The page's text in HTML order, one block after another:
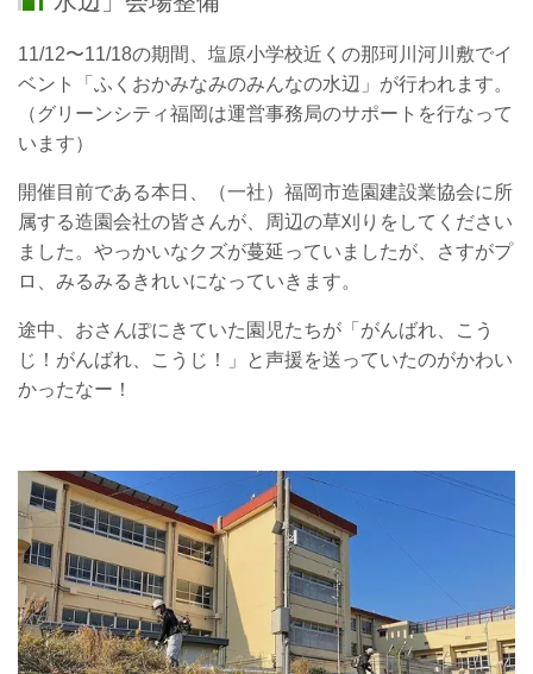
11/12〜11/18の期間、塩原小学校近くの那珂川河川敷でイ
ベント「ふくおかみなみのみんなの水辺」が行われます。
（グリーンシティ福岡は運営事務局のサポートを行なって
います）
開催目前である本日、（一社）福岡市造園建設業協会に所
属する造園会社の皆さんが、周辺の草刈りをしてください
ました。やっかいなクズが蔓延っていましたが、さすがプ
ロ、みるみるきれいになっていきます。
途中、おさんぽにきていた園児たちが「がんばれ、こう
じ！がんばれ、こうじ！」と声援を送っていたのがかわい
かったなー！